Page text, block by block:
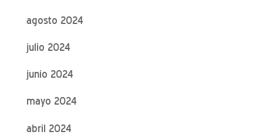
agosto 2024
julio 2024
junio 2024
mayo 2024
abril 2024